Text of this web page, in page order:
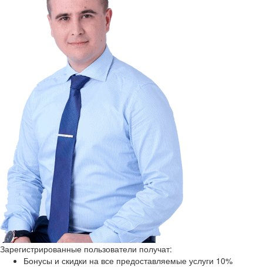
Зарегистрированные пользователи получат:
Бонусы и скидки на все предоставляемые услуги 10%